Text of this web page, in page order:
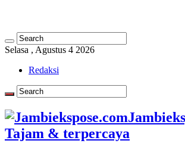
Selasa , Agustus 4 2026
Redaksi
Tajam & terpercaya